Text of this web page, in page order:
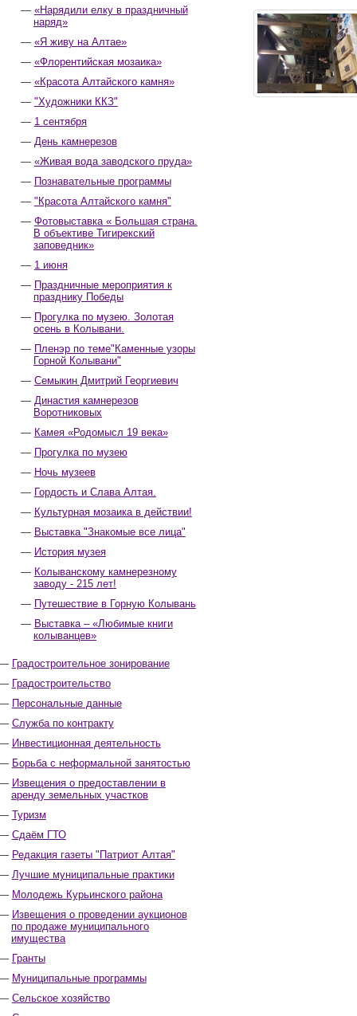
«Нарядили елку в праздничный
наряд»
«Я живу на Алтае»
«Флорентийская мозаика»
«Красота Алтайского камня»
"Художники ККЗ"
1 сентября
День камнерезов
«Живая вода заводского пруда»
Познавательные программы
"Красота Алтайского камня"
Фотовыставка « Большая страна.
В объективе Тигирекский
заповедник»
1 июня
Праздничные мероприятия к
празднику Победы
Прогулка по музею. Золотая
осень в Колывани.
Пленэр по теме"Каменные узоры
Горной Колывани"
Семыкин Дмитрий Георгиевич
Династия камнерезов
Воротниковых
Камея «Родомысл 19 века»
Прогулка по музею
Ночь музеев
Гордость и Слава Алтая.
Культурная мозаика в действии!
Выставка "Знакомые все лица"
История музея
Колыванскому камнерезному
заводу - 215 лет!
Путешествие в Горную Колывань
Выставка – «Любимые книги
колыванцев»
Градостроительное зонирование
Градостроительство
Персональные данные
Служба по контракту
Инвестиционная деятельность
Борьба с неформальной занятостью
Извещения о предоставлении в
аренду земельных участков
Туризм
Сдаём ГТО
Редакция газеты "Патриот Алтая"
Лучшие муниципальные практики
Молодежь Курьинского района
Извещения о проведении аукционов
по продаже муниципального
имущества
Гранты
Муниципальные программы
Сельское хозяйство